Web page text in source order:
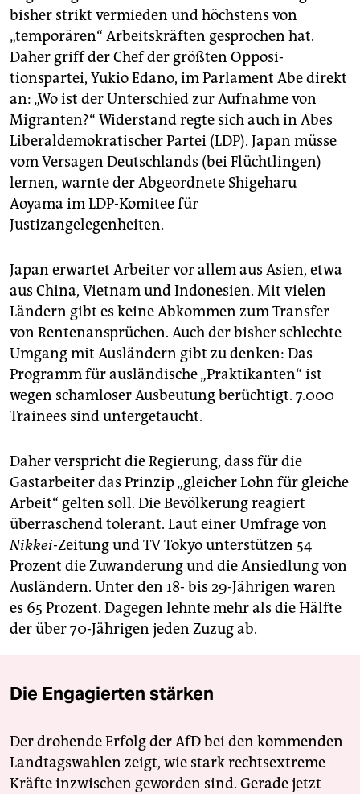
bisher strikt vermieden und höchstens von
„temporären“ Arbeitskräften gesprochen hat.
Daher griff der Chef der größten Opposi­
tionspartei, Yukio Edano, im Parlament Abe direkt
an: „Wo ist der Unterschied zur Aufnahme von
Migranten?“ Widerstand regte sich auch in Abes
Liberaldemokratischer Partei (LDP). Japan müsse
vom Versagen Deutschlands (bei Flüchtlingen)
lernen, warnte der Abgeordnete Shigeharu
Aoyama im LDP-Komitee für
Justizangelegenheiten.
Japan erwartet Arbeiter vor allem aus Asien, etwa
aus China, Vietnam und Indonesien. Mit vielen
Ländern gibt es keine Abkommen zum Transfer
von Rentenansprüchen. Auch der bisher schlechte
Umgang mit Ausländern gibt zu denken: Das
Programm für ausländische „Praktikanten“ ist
wegen schamloser Ausbeutung berüchtigt. 7.000
Trainees sind untergetaucht.
Daher verspricht die Regierung, dass für die
Gastarbeiter das Prinzip „gleicher Lohn für gleiche
Arbeit“ gelten soll. Die Bevölkerung reagiert
überraschend tolerant. Laut einer Umfrage von
Nikkei-Zeitung und TV Tokyo unterstützen 54
Prozent die Zuwanderung und die Ansiedlung von
Ausländern. Unter den 18- bis 29-Jährigen waren
es 65 Prozent. Dagegen lehnte mehr als die Hälfte
der über 70-Jährigen jeden Zuzug ab.
Die Engagierten stärken
Der drohende Erfolg der AfD bei den kommenden
Landtagswahlen zeigt, wie stark rechtsextreme
Kräfte inzwischen geworden sind. Gerade jetzt